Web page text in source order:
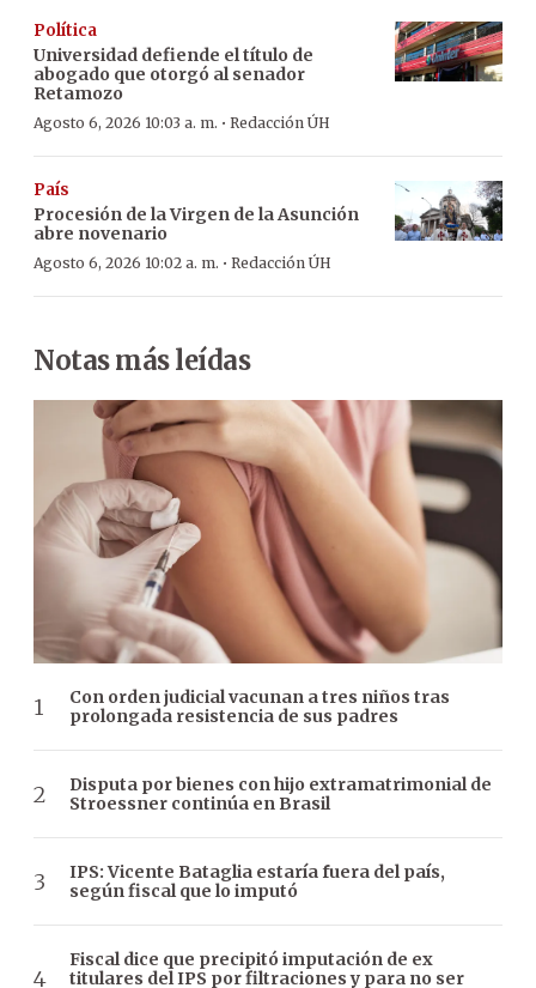
Política
Universidad defiende el título de
abogado que otorgó al senador
Retamozo
Agosto 6, 2026 10:03 a. m. · Redacción ÚH
País
Procesión de la Virgen de la Asunción
abre novenario
Agosto 6, 2026 10:02 a. m. · Redacción ÚH
Notas más leídas
Con orden judicial vacunan a tres niños tras
prolongada resistencia de sus padres
Disputa por bienes con hijo extramatrimonial de
Stroessner continúa en Brasil
IPS: Vicente Bataglia estaría fuera del país,
según fiscal que lo imputó
Fiscal dice que precipitó imputación de ex
titulares del IPS por filtraciones y para no ser